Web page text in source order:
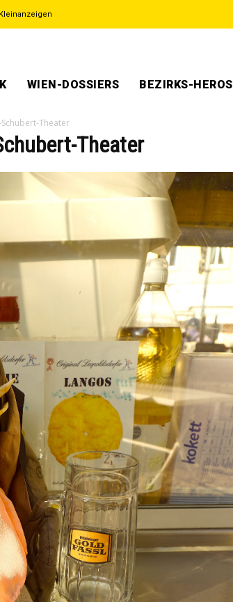
Kleinanzeigen
WIEN-DOSSIERS BEZIRKS-HEROS
Theater
Theater